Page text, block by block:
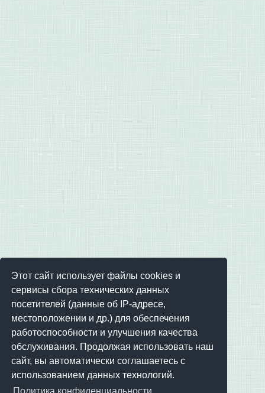
Этот сайт использует файлы cookies и
сервисы сбора технических данных
посетителей (данные об IP-адресе,
местоположении и др.) для обеспечения
работоспособности и улучшения качества
обслуживания. Продолжая использовать наш
сайт, вы автоматически соглашаетесь с
использованием данных технологий.